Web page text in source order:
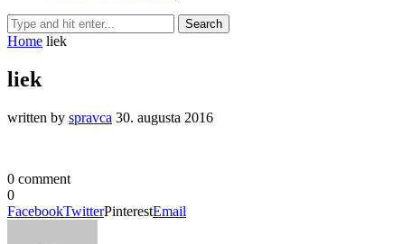
Home liek
liek
written by spravca 30. augusta 2016
0 comment
0
FacebookTwitterPinterestEmail